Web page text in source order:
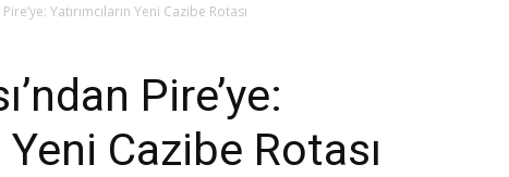
Yatırımcıların Yeni Cazibe Rotası
Pire’ye:
Yeni Cazibe Rotası